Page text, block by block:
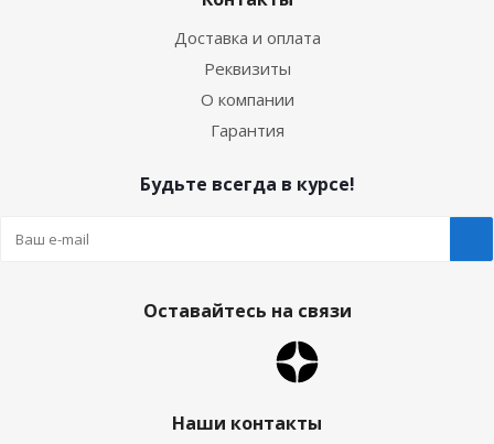
Доставка и оплата
Реквизиты
О компании
Гарантия
Будьте всегда в курсе!
Оставайтесь на связи
Наши контакты